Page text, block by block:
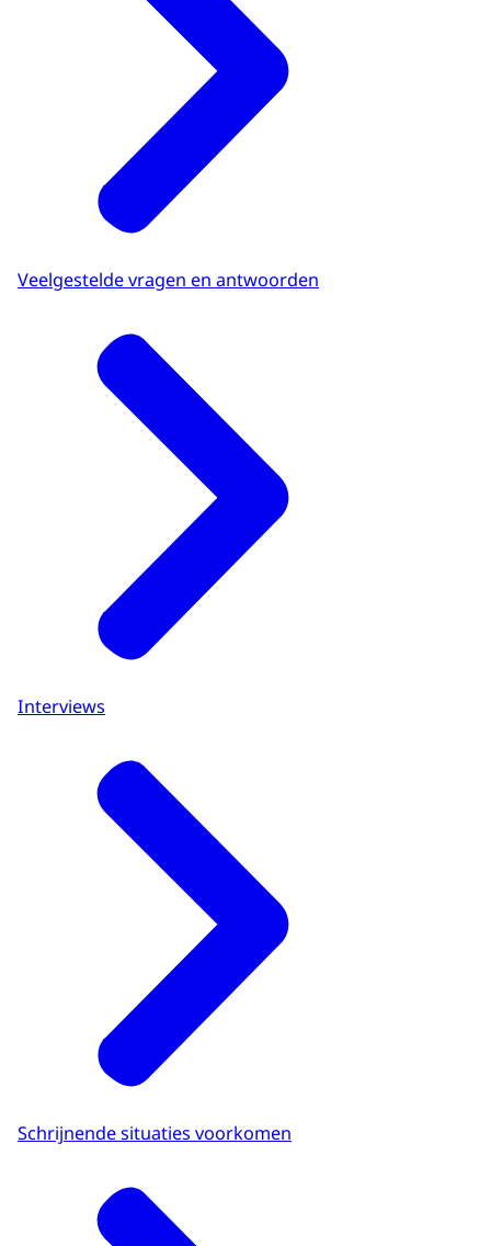
Veelgestelde vragen en antwoorden
Interviews
Schrijnende situaties voorkomen